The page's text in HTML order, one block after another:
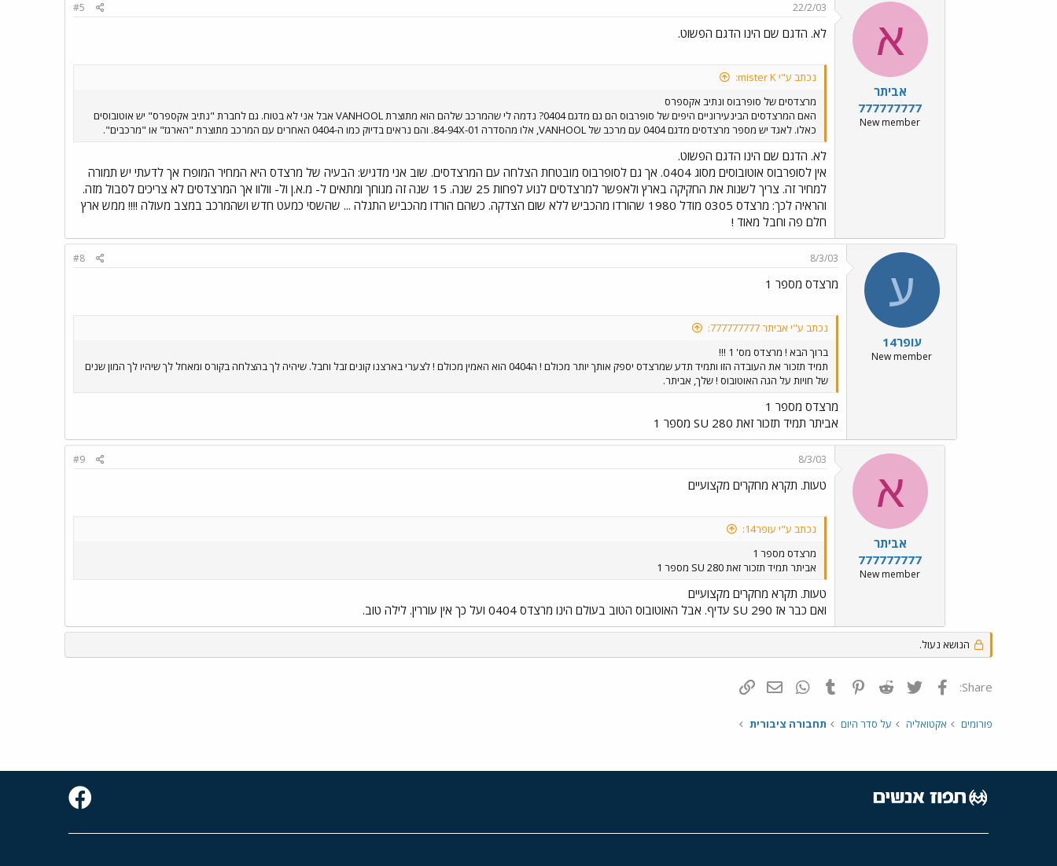
א
אביתר
777777777
New member
22/2/03
#5
לא. הדגם שם הינו הדגם הפשוט.
נכתב ע"י mister K:
מרצדסים של סופרבוס ונתיב אקספרס
האם המרצדסים הבינעירוניים היפים של סופרבוס הם גם מדגם 0404? נדמה לי שהמרכב שלהם הוא מתוצרת VANHOOL אבל אני לא בטוח. גם לחברת "נתיב אקספרס" יש אוטובוסים
כאלו. לאגד יש מספר מרצדסים מדגם 0404 עם מרכב של VANHOOL, אלו מהסדרה 84-94X-01. והם נראים בדיוק כמו ה-0404 האחרים עם המרכב מתוצרת "הארגז" או "מרכבים".
לא. הדגם שם הינו הדגם הפשוט.
אין לסופרבוס אוטובוסים מסוג 0404. אך גם לסופרבוס מובטחת הצלחה עם המרצדסים. שוב אני מדגיש: הבעיה של מרצדס היא המחיר המופרז אך לדעתי יש תמורה
למחיר זה. צריך לשנות את החקיקה בארץ ולאפשר למרצדסים לנוע לפחות 25 שנה. 15 שנה זה מגוחך ומתאים ל- מ.א.ן ול- וולוו אך המרצדסים לא צריכים לסבול מזה.
והראיה לכך: מרצדס 0305 מודל 1980 שהורדו מהכביש ללא שום הצדקה. כשהם הורדו מהכביש התגלה ... שהשסי כמעט חדש ושהמרכב במצב מעולה !!!! ממש ארץ
חלם פה וחבל מאוד !
ע
עופר14
New member
8/3/03
#8
מרצדס מספר 1
נכתב ע"י אביתר 777777777:
ברוך הבא ! מרצדס מס' 1 !!!
תמיד תזכור את העובדה הזו ותמיד תדע שמרצדס יספק אותך יותר מכולם ! ה0404 הוא האמין מכולם ! לצערי בארצנו קונים זבל וחבל. שיהיה לך בהצלחה בקורס ומאחל לך שיהיו לך המון שנים
של חויות על הגה האוטובוס ! שלך, אביתר.
מרצדס מספר 1
אביתר תמיד תזכור זאת 280 SU מספר 1
א
אביתר
777777777
New member
8/3/03
#9
טעות. תקרא מחקרים מקצועיים
נכתב ע"י עופר14:
מרצדס מספר 1
אביתר תמיד תזכור זאת 280 SU מספר 1
טעות. תקרא מחקרים מקצועיים
ואם כבר אז SU 290 עדיף. אבל האוטובוס הטוב בעולם הינו מרצדס 0404 ועל כך אין עוררין. לילה טוב.
הנושא נעול.
Share: פייסבוק Twitter
Reddit
Pinterest
Tumblr
WhatsAppדואר אלקטרוני
פורומים אקטואליה על סדר היום תחבורה ציבורית